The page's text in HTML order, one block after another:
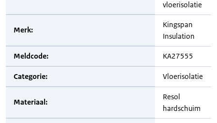
vloerisolatie
Merk:
Kingspan
Insulation
Meldcode: KA27555
Categorie: Vloerisolatie
Materiaal:
Resol
hardschuim